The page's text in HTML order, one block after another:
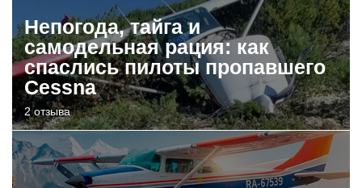
Непогода, тайга и
самодельная рация: как
спаслись пилоты пропавшего
Cessna
2 отзыва